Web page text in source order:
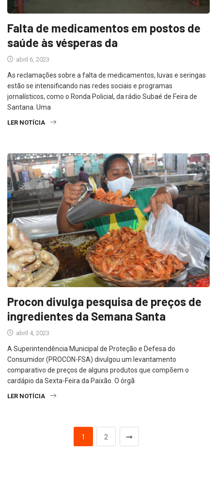
Falta de medicamentos em postos de
saúde às vésperas da
abril 6, 2023
As reclamações sobre a falta de medicamentos, luvas e seringas
estão se intensificando nas redes sociais e programas
jornalísticos, como o Ronda Policial, da rádio Subaé de Feira de
Santana. Uma
LER NOTÍCIA
Procon divulga pesquisa de preços de
ingredientes da Semana Santa
abril 4, 2023
A Superintendência Municipal de Proteção e Defesa do
Consumidor (PROCON-FSA) divulgou um levantamento
comparativo de preços de alguns produtos que compõem o
cardápio da Sexta-Feira da Paixão. O órgã
LER NOTÍCIA
1 2